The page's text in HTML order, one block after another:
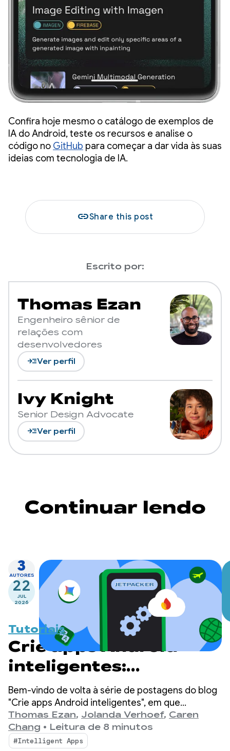
Confira hoje mesmo o catálogo de exemplos de
IA do Android, teste os recursos e analise o
código no GitHub para começar a dar vida às suas
ideias com tecnologia de IA.
linkShare this post
Escrito por:
Thomas Ezan
Engenheiro sênior de
relações com
desenvolvedores
read_moreVer perfil
Ivy Knight
Senior Design Advocate
read_moreVer perfil
Continuar lendo
3
AUTORES
22
JUL
2026
Tutoriais
Crie apps Android
inteligentes:
inferência híbrida e na
nuvem
Bem-vindo de volta à série de postagens do blog
"Crie apps Android inteligentes", em que
pegamos um app Android básico e o
transformamos em uma experiência
personalizada, inteligente e com agentes.
Thomas Ezan, Jolanda Verhoef, Caren
Chang • Leitura de 8 minutos
#Intelligent Apps